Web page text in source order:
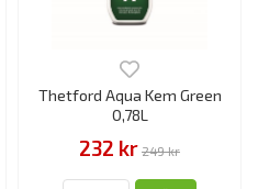
Thetford Aqua Kem Green
0,78L
232 kr 249 kr